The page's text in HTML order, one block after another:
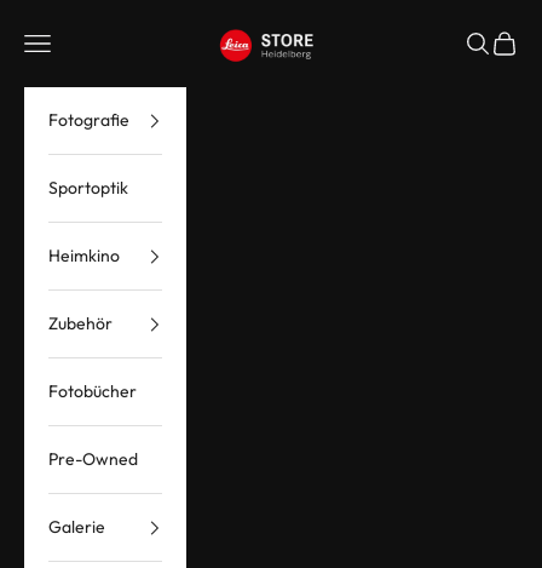
Leica Store Heidelberg
Menü Suchen
Fotografie
Sportoptik
Heimkino
Zubehör
Fotobücher
Pre-Owned
Galerie